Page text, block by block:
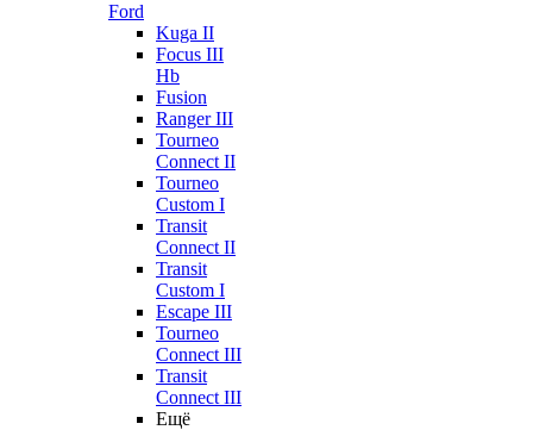
Ford
Kuga II
Focus III
Hb
Fusion
Ranger III
Tourneo
Connect II
Tourneo
Custom I
Transit
Connect II
Transit
Custom I
Escape III
Tourneo
Connect III
Transit
Connect III
Ещё